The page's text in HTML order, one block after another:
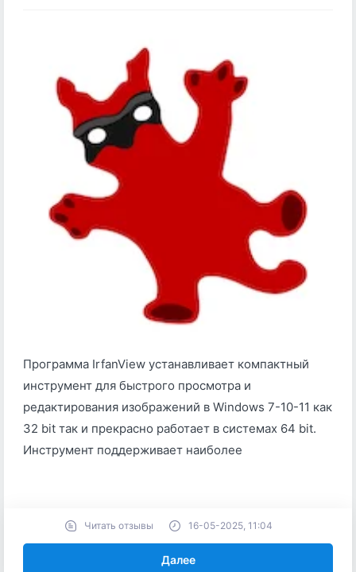
Программа IrfanView устанавливает компактный
инструмент для быстрого просмотра и
редактирования изображений в Windows 7-10-11 как
32 bit так и прекрасно работает в системах 64 bit.
Инструмент поддерживает наиболее
Далее
Читать отзывы 16-05-2025, 11:04